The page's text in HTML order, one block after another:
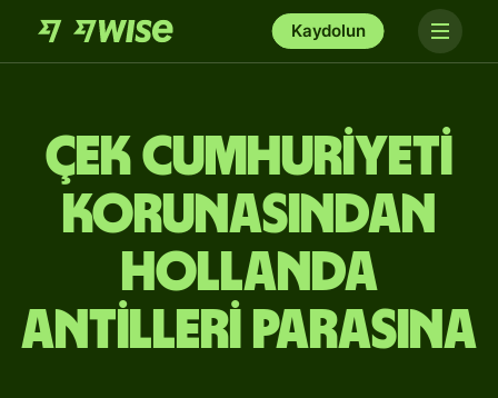
Kaydolun
Çek Cumhuriyeti
korunasından
Hollanda
Antilleri parasına